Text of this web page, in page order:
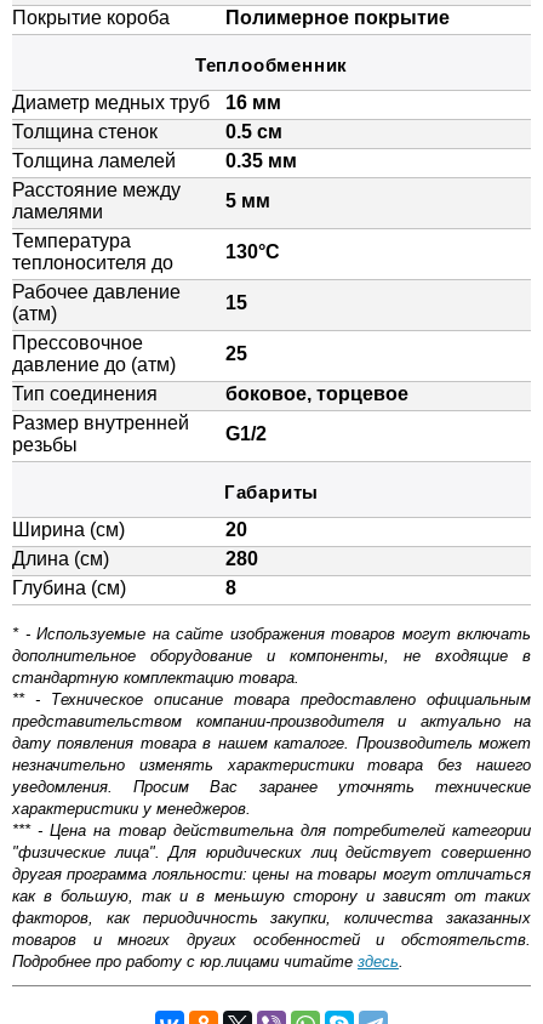
Покрытие короба
Полимерное покрытие
Теплообменник
Диаметр медных труб
16 мм
Толщина стенок
0.5 см
Толщина ламелей
0.35 мм
Расстояние между
ламелями
5 мм
Температура
теплоносителя до
130°C
Рабочее давление
(атм)
15
Прессовочное
давление до (атм)
25
Тип соединения
боковое, торцевое
Размер внутренней
резьбы
G1/2
Габариты
Ширина (см)
20
Длина (см)
280
Глубина (см)
8
* - Используемые на сайте изображения товаров могут включать
дополнительное оборудование и компоненты, не входящие в
стандартную комплектацию товара.
** - Техническое описание товара предоставлено официальным
представительством компании-производителя и актуально на
дату появления товара в нашем каталоге. Производитель может
незначительно изменять характеристики товара без нашего
уведомления. Просим Вас заранее уточнять технические
характеристики у менеджеров.
*** - Цена на товар действительна для потребителей категории
"физические лица". Для юридических лиц действует совершенно
другая программа лояльности: цены на товары могут отличаться
как в большую, так и в меньшую сторону и зависят от таких
факторов, как периодичность закупки, количества заказанных
товаров и многих других особенностей и обстоятельств.
Подробнее про работу с юр.лицами читайте здесь.